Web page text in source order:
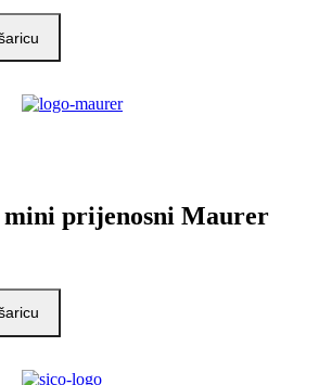
prijenosni Maurer